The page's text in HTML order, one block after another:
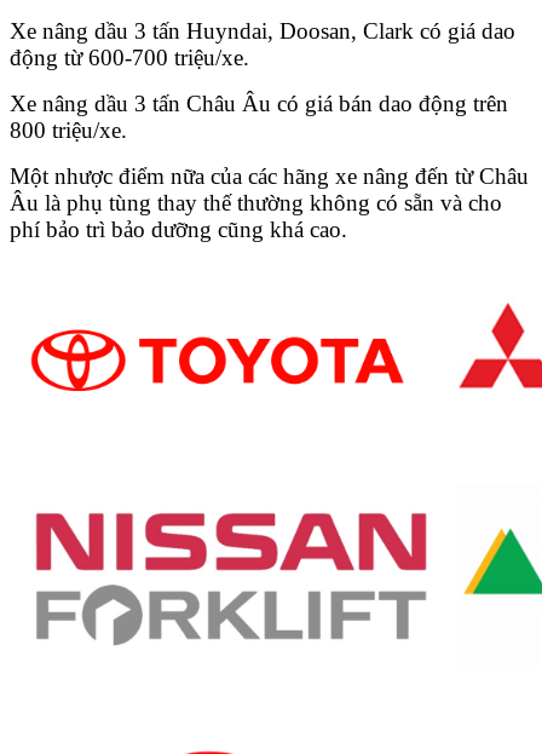
Xe nâng dầu 3 tấn Huyndai, Doosan, Clark có giá dao
động từ 600-700 triệu/xe.
Xe nâng dầu 3 tấn Châu Âu có giá bán dao động trên
800 triệu/xe.
Một nhược điểm nữa của các hãng xe nâng đến từ Châu
Âu là phụ tùng thay thế thường không có sẵn và cho
phí bảo trì bảo dưỡng cũng khá cao.